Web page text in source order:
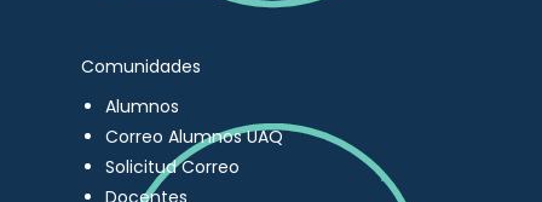
Comunidades
Alumnos
Correo Alumnos UAQ
Solicitud Correo
Docentes